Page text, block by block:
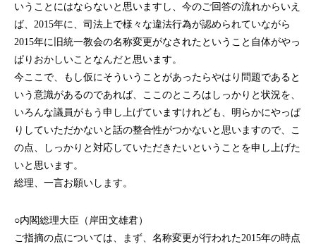
いうことにはならないと思いますし、今のご回答の流れからいえ
ば、2015年に、司法上で様々な違法行為が認められていながら
2015年に旧統一教会の名称変更がなされたということ自体がやっ
ぱりおかしいことなんだと思います。
今ここで、もし仮にそういうことがあったらやはり問題であると
いう意識があるのであれば、ここのところはしっかりと状況を、
いろんな議員がもう申し上げていますけれども、明らかにやっぱ
りしていただかないと話の整合性がつかないと思いますので、こ
の点、しっかりと対応していただきたいということを申し上げた
いと思います。
総理、一言お願いします。
○内閣総理大臣（岸田文雄君）
ご指摘の点については、まず、名称変更が行われた2015年の時点